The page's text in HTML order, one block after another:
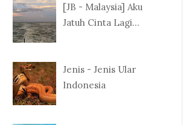
[JB - Malaysia] Aku
Jatuh Cinta Lagi...
Jenis - Jenis Ular
Indonesia